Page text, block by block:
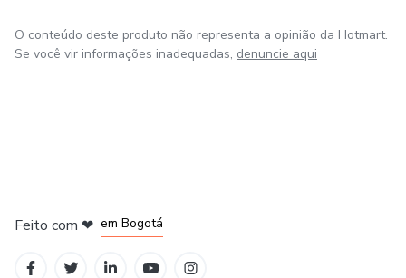
O conteúdo deste produto não representa a opinião da Hotmart.
Se você vir informações inadequadas, denuncie aqui
Feito com ❤ em Bogotá